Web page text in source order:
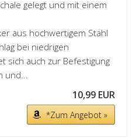
gelegt und mit einem
aus hochwertigem Stahl
bei niedrigen
sich auch zur Befestigung
und...
10,99 EUR
*Zum Angebot »